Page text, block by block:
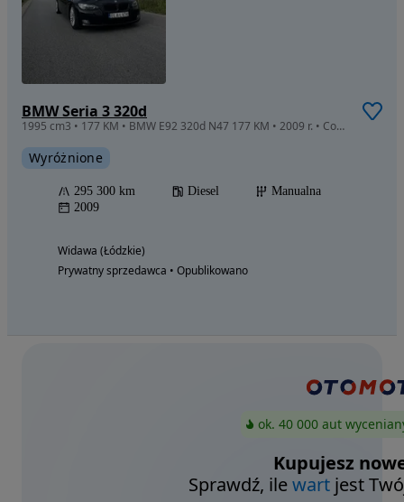
BMW Seria 3 320d
1995 cm3 • 177 KM • BMW E92 320d N47 177 KM • 2009 r. • Coupe
Wyróżnione
295 300 km Diesel
Manualna
2009
Widawa (Łódzkie)
Prywatny sprzedawca • Opublikowano
ok. 40 000 aut
Kupujesz
Sprawdź, ilewart jest